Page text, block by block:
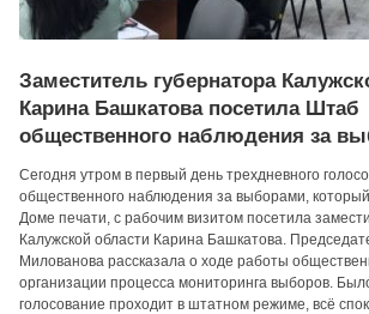
Заместитель губернатора
Карина Башкатова посетила Штаб
общественного наблюдения за
Сегодня утром в первый день трехдневного
общественного наблюдения за выборами,
Доме печати, с рабочим визитом посетила
Калужской области Карина Башкатова.
Милованова рассказала о ходе работы
организации процесса мониторинга выборов.
голосование проходит в штатном режиме, всё